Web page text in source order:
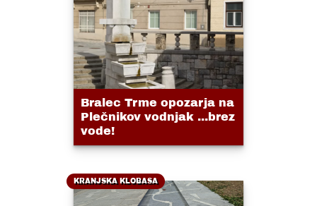
Bralec Trme opozarja na
Plečnikov vodnjak ...brez
vode!
KRANJSKA KLOBASA